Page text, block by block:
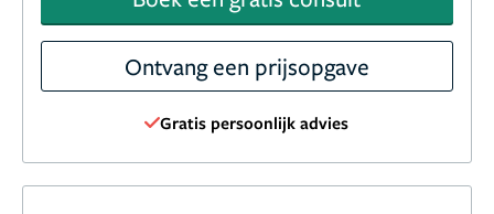
Ontvang een prijsopgave
Gratis persoonlijk advies